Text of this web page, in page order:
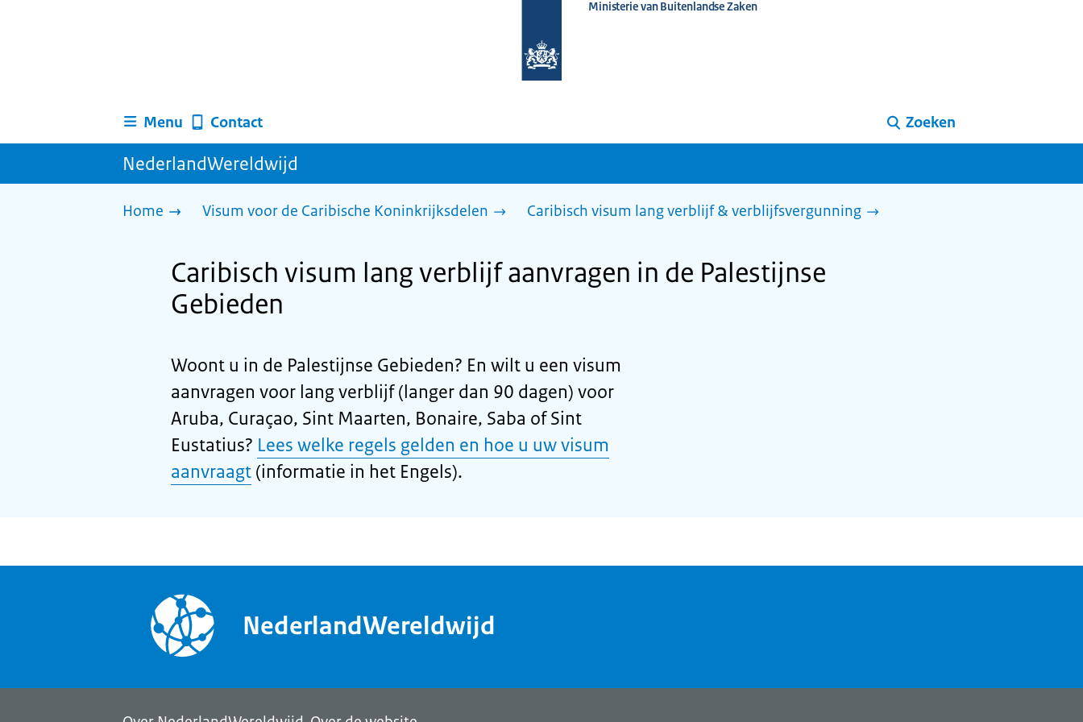
homepage
Ministerie van Buitenlandse Zaken
Menu Contact Zoeken
NederlandWereldwijd
Home Visum voor de Caribische Koninkrijksdelen Caribisch visum lang verblijf & verblijfsvergunning
Caribisch visum lang verblijf aanvragen in de Palestijnse
Gebieden
Woont u in de Palestijnse Gebieden? En wilt u een visum
aanvragen voor lang verblijf (langer dan 90 dagen) voor
Aruba, Curaçao, Sint Maarten, Bonaire, Saba of Sint
Eustatius? Lees welke regels gelden en hoe u uw visum
aanvraagt (informatie in het Engels).
NederlandWereldwijd